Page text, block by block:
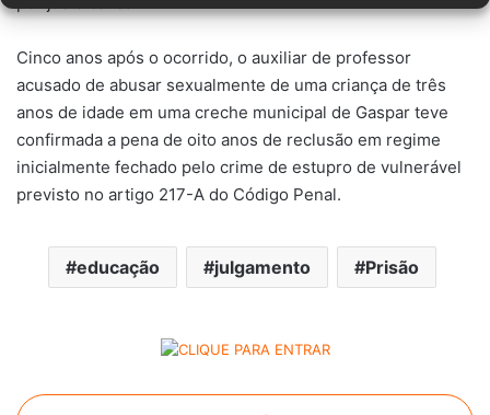
Cinco anos após o ocorrido, o auxiliar de professor
acusado de abusar sexualmente de uma criança de três
anos de idade em uma creche municipal de Gaspar teve
confirmada a pena de oito anos de reclusão em regime
inicialmente fechado pelo crime de estupro de vulnerável
previsto no artigo 217-A do Código Penal.
educação julgamento Prisão